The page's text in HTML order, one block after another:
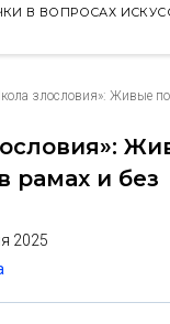
В ВОПРОСАХ
злословия»: Живые
рамах и без
2025